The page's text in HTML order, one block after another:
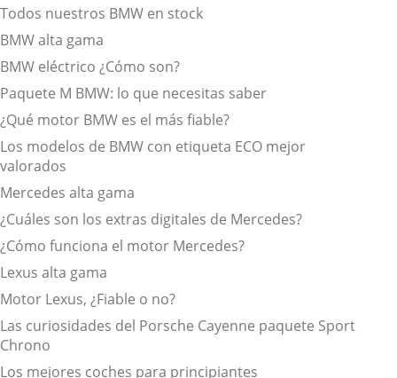
Todos nuestros BMW en stock
BMW alta gama
BMW eléctrico ¿Cómo son?
Paquete M BMW: lo que necesitas saber
¿Qué motor BMW es el más fiable?
Los modelos de BMW con etiqueta ECO mejor
valorados
Mercedes alta gama
¿Cuáles son los extras digitales de Mercedes?
¿Cómo funciona el motor Mercedes?
Lexus alta gama
Motor Lexus, ¿Fiable o no?
Las curiosidades del Porsche Cayenne paquete Sport
Chrono
Los mejores coches para principiantes